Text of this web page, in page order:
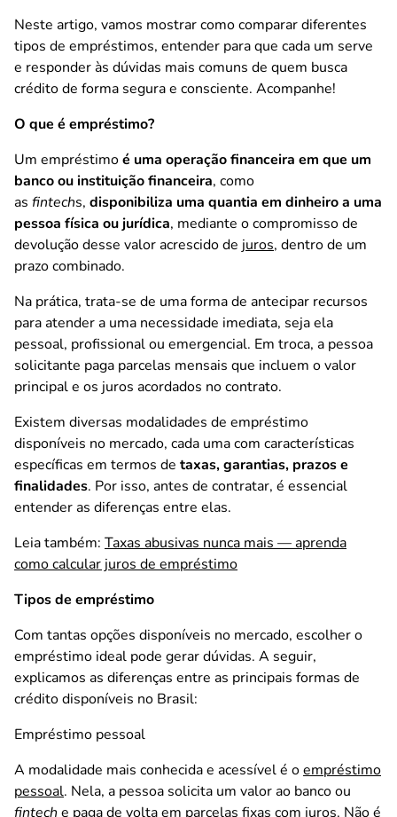
Neste artigo, vamos mostrar como comparar diferentes
tipos de empréstimos, entender para que cada um serve
e responder às dúvidas mais comuns de quem busca
crédito de forma segura e consciente. Acompanhe!
O que é empréstimo?
Um empréstimoé uma operação financeira em que um
banco ou instituição financeira, como
as fintechs, disponibiliza uma quantia em dinheiro a uma
pessoa física ou jurídica, mediante o compromisso de
devolução desse valor acrescido de juros, dentro de um
prazo combinado.
Na prática, trata-se de uma forma de antecipar recursos
para atender a uma necessidade imediata, seja ela
pessoal, profissional ou emergencial. Em troca, a pessoa
solicitante paga parcelas mensais que incluem o valor
principal e os juros acordados no contrato.
Existem diversas modalidades de empréstimo
disponíveis no mercado, cada uma com características
específicas em termos de taxas, garantias, prazos e
finalidades. Por isso, antes de contratar, é essencial
entender as diferenças entre elas.
Leia também: Taxas abusivas nunca mais — aprenda
como calcular juros de empréstimo
Tipos de empréstimo
Com tantas opções disponíveis no mercado, escolher o
empréstimo ideal pode gerar dúvidas. A seguir,
explicamos as diferenças entre as principais formas de
crédito disponíveis no Brasil:
Empréstimo pessoal
A modalidade mais conhecida e acessível é oempréstimo
pessoal. Nela, a pessoa solicita um valor ao banco ou
fintech e paga de volta em parcelas fixas com juros. Não é